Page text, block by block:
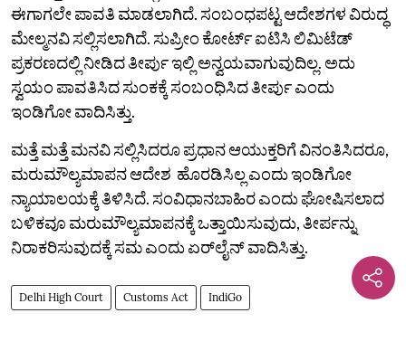
ಈಗಾಗಲೇ ಪಾವತಿ ಮಾಡಲಾಗಿದೆ. ಸಂಬಂಧಪಟ್ಟ ಆದೇಶಗಳ ವಿರುದ್ಧ
ಮೇಲ್ಮನವಿ ಸಲ್ಲಿಸಲಾಗಿದೆ. ಸುಪ್ರೀಂ ಕೋರ್ಟ್‌ ಐಟಿಸಿ ಲಿಮಿಟೆಡ್‌
ಪ್ರಕರಣದಲ್ಲಿ ನೀಡಿದ ತೀರ್ಪು ಇಲ್ಲಿ ಅನ್ವಯವಾಗುವುದಿಲ್ಲ. ಅದು
ಸ್ವಯಂ ಪಾವತಿಸಿದ ಸುಂಕಕ್ಕೆ ಸಂಬಂಧಿಸಿದ ತೀರ್ಪು ಎಂದು
ಇಂಡಿಗೋ ವಾದಿಸಿತ್ತು.
ಮತ್ತೆ ಮತ್ತೆ ಮನವಿ ಸಲ್ಲಿಸಿದರೂ ಪ್ರಧಾನ ಆಯುಕ್ತರಿಗೆ ವಿನಂತಿಸಿದರೂ,
ಮರುಮೌಲ್ಯಮಾಪನ ಆದೇಶ ಹೊರಡಿಸಿಲ್ಲ ಎಂದು ಇಂಡಿಗೋ
ನ್ಯಾಯಾಲಯಕ್ಕೆ ತಿಳಿಸಿದೆ. ಸಂವಿಧಾನಬಾಹಿರ ಎಂದು ಘೋಷಿಸಲಾದ
ಬಳಿಕವೂ ಮರುಮೌಲ್ಯಮಾಪನಕ್ಕೆ ಒತ್ತಾಯಿಸುವುದು, ತೀರ್ಪನ್ನು
ನಿರಾಕರಿಸುವುದಕ್ಕೆ ಸಮ ಎಂದು ಏರ್‌ಲೈನ್ ವಾದಿಸಿತ್ತು.
Delhi High Court Customs Act IndiGo